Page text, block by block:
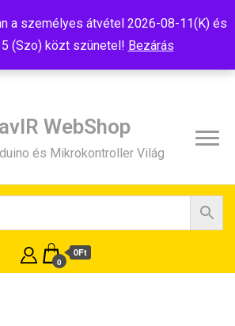
a személyes átvétel 2026-08-11(K) és
(Szo) közt szünetel! Bezárás
WebShop
és Mikrokontroller Világ
0
0Ft